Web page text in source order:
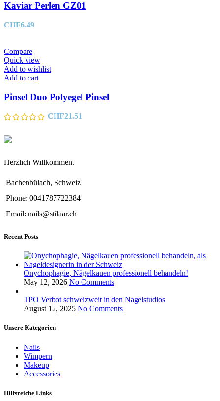
Kaviar Perlen GZ01
CHF6.49
Compare
Quick view
Add to wishlist
Add to cart
Pinsel Duo Polyegel Pinsel
CHF21.51
Herzlich Willkommen.
Bachenbülach, Schweiz
Phone: 0041787722384
Email: nails@stilaar.ch
Recent Posts
Onychophagie, Nägelkauen professionell behandeln!
May 12, 2026 No Comments
TPO Verbot schweizweit in den Nagelstudios
August 12, 2025 No Comments
Unsere Kategorien
Nails
Wimpern
Makeup
Accessories
Hilfsreiche Links